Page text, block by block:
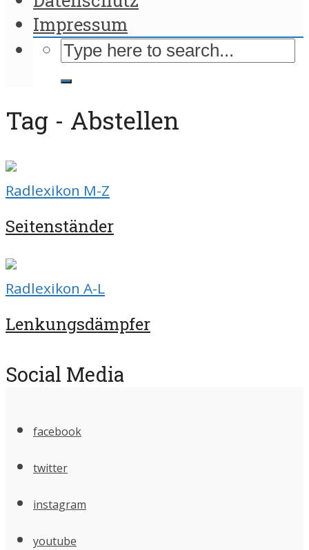
Impressum
Tag - Abstellen
Radlexikon M-Z
Seitenständer
Radlexikon A-L
Lenkungsdämpfer
Social Media
facebook
twitter
instagram
youtube